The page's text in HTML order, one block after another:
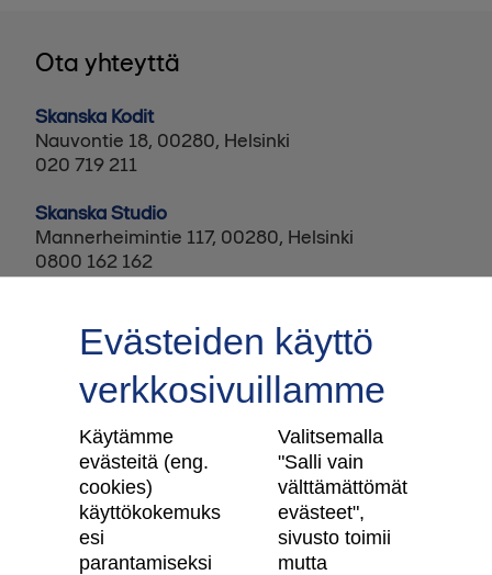
Ota yhteyttä
Skanska Kodit
Nauvontie 18, 00280, Helsinki
020 719 211
Skanska Studio
Mannerheimintie 117, 00280, Helsinki
0800 162 162
Tilaa uutiskirje
Skanska Kodit
Evästeiden käyttö
verkkosivuillamme
Käytämme
evästeitä (eng.
cookies)
käyttökokemuks
esi
parantamiseksi
Valitsemalla
"Salli vain
välttämättömät
evästeet",
sivusto toimii
mutta